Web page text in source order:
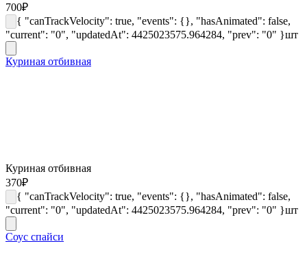
700₽
{ "canTrackVelocity": true, "events": {}, "hasAnimated": false,
"current": "0", "updatedAt": 4425023575.964284, "prev": "0" }шт
Куриная отбивная
Куриная отбивная
370₽
{ "canTrackVelocity": true, "events": {}, "hasAnimated": false,
"current": "0", "updatedAt": 4425023575.964284, "prev": "0" }шт
Соус спайси